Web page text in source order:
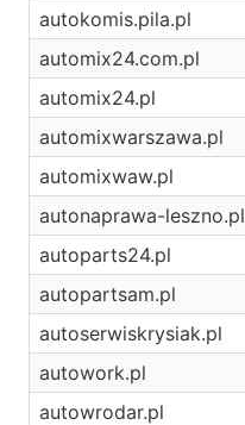
autokomis.pila.pl
automix24.com.pl
automix24.pl
automixwarszawa.pl
automixwaw.pl
autonaprawa-leszno.pl
autoparts24.pl
autopartsam.pl
autoserwiskrysiak.pl
autowork.pl
autowrodar.pl